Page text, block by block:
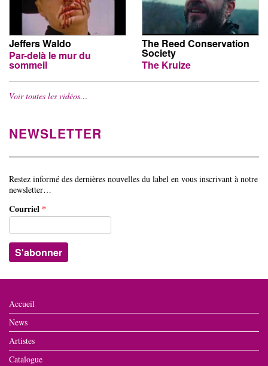
Jeffers Waldo
Par-delà le mur du
sommeil
The Reed Conservation
Society
The Kruize
Voir toutes les vidéos…
NEWSLETTER
Restez informé des dernières nouvelles du label en vous inscrivant à notre
newsletter…
Courriel *
Accueil
News
Artistes
Catalogue